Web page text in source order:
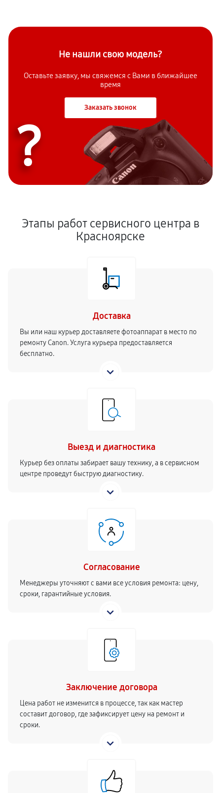
Не нашли свою модель?
Оставьте заявку, мы свяжемся с Вами в ближайшее
время
Заказать звонок
?
Этапы работ сервисного центра в
Красноярске
Доставка
Вы или наш курьер доставляете фотоаппарат в место по
ремонту Canon. Услуга курьера предоставляется
бесплатно.
Выезд и диагностика
Курьер без оплаты забирает вашу технику, а в сервисном
центре проведут быструю диагностику.
Согласование
Менеджеры уточняют с вами все условия ремонта: цену,
сроки, гарантийные условия.
Заключение договора
Цена работ не изменится в процессе, так как мастер
составит договор, где зафиксирует цену на ремонт и
сроки.